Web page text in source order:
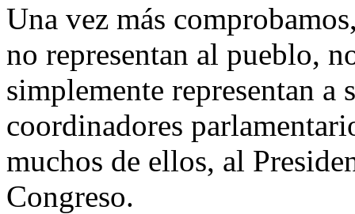
Una vez más
no representan al pueblo,
simplemente representan a
coordinadores
muchos de ellos, al
Congreso.